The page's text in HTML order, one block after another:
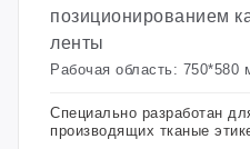
позиционированием
ленты
Рабочая область: 750*580
Специально разработан
производящих тканые